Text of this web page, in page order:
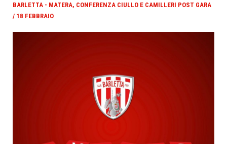
BARLETTA - MATERA, CONFERENZA CIULLO E CAMILLERI POST GARA
/ 18 FEBBRAIO